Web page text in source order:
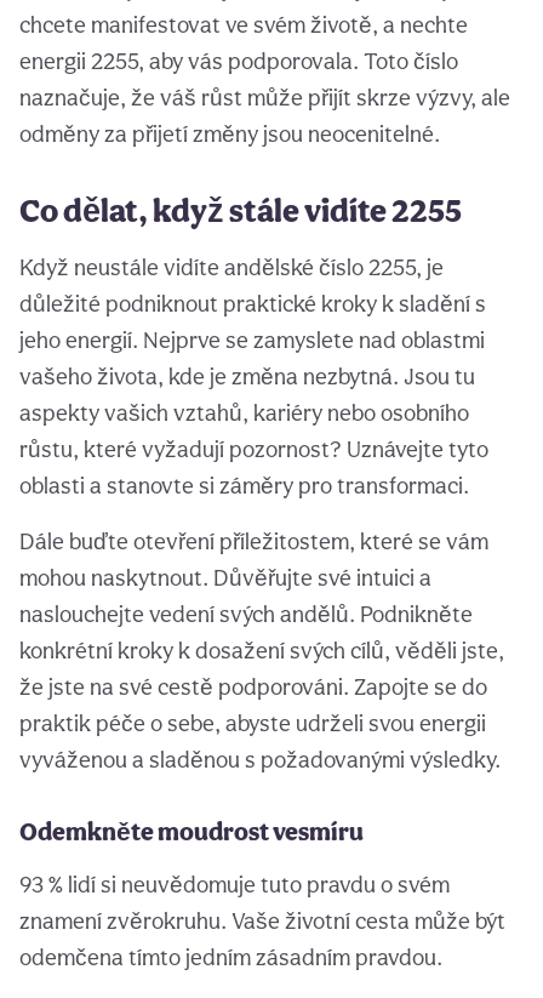
chcete manifestovat ve svém životě, a nechte
energii 2255, aby vás podporovala. Toto číslo
naznačuje, že váš růst může přijít skrze výzvy, ale
odměny za přijetí změny jsou neocenitelné.
Co dělat, když stále vidíte 2255
Když neustále vidíte andělské číslo 2255, je
důležité podniknout praktické kroky k sladění s
jeho energií. Nejprve se zamyslete nad oblastmi
vašeho života, kde je změna nezbytná. Jsou tu
aspekty vašich vztahů, kariéry nebo osobního
růstu, které vyžadují pozornost? Uznávejte tyto
oblasti a stanovte si záměry pro transformaci.
Dále buďte otevření příležitostem, které se vám
mohou naskytnout. Důvěřujte své intuici a
naslouchejte vedení svých andělů. Podnikněte
konkrétní kroky k dosažení svých cílů, věděli jste,
že jste na své cestě podporováni. Zapojte se do
praktik péče o sebe, abyste udrželi svou energii
vyváženou a sladěnou s požadovanými výsledky.
Odemkněte moudrost vesmíru
93 % lidí si neuvědomuje tuto pravdu o svém
znamení zvěrokruhu. Vaše životní cesta může být
odemčena tímto jedním zásadním pravdou.